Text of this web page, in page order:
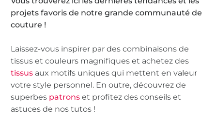
projets favoris de notre grande communauté de
couture !
Laissez-vous inspirer par des combinaisons de
tissus et couleurs magnifiques et achetez des
tissus aux motifs uniques qui mettent en valeur
votre style personnel. En outre, découvrez de
superbes patrons et profitez des conseils et
astuces de nos tutos !